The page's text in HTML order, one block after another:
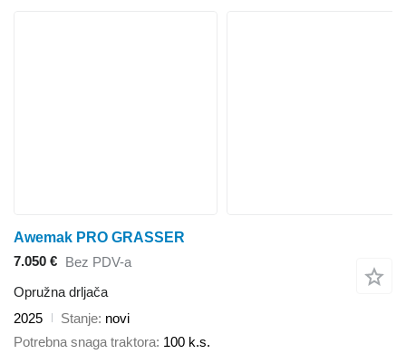
Awemak PRO GRASSER
7.050 € Bez PDV-a
Opružna drljača
2025
Stanje novi
Potrebna snaga traktora 100 k.s.